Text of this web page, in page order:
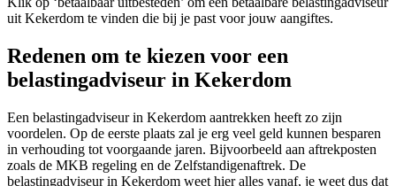
uit Kekerdom te vinden die bij je past voor jouw aangiftes.
Redenen om te kiezen voor een
belastingadviseur in Kekerdom
Een belastingadviseur in Kekerdom aantrekken heeft zo zijn
voordelen. Op de eerste plaats zal je erg veel geld kunnen besparen
in verhouding tot voorgaande jaren. Bijvoorbeeld aan aftrekposten
zoals de MKB regeling en de Zelfstandigenaftrek. De
belastingadviseur in Kekerdom weet hier alles vanaf, je weet dus dat